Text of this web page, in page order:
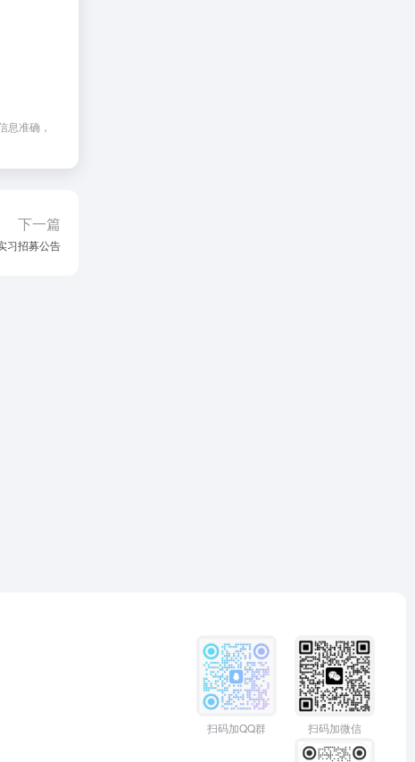
息准确，
下一篇
习招募公告
扫码加QQ群 扫码加微信